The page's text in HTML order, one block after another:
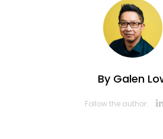
ByGalen
Follow the author: